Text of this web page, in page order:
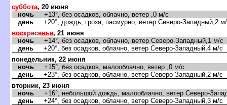
суббота, 20 июня
ночь +13°, без осадков, облачно, ветер ,0 м/с
день +20°, дождь, гроза, пасмурно, ветер Северо-Западный,2
оскресенье, 21 июня
ночь +14°, без осадков, облачно, ветер Северо-Западный,1 м/с
день +20°, без осадков, облачно, ветер Северо-Западный,4 м/с
понедельник, 22 июня
ночь +15°, без осадков, малооблачно, ветер ,0 м/с
день +23°, без осадков, облачно, ветер Северо-Западный,2 м/с
торник, 23 июня
ночь +16°, небольшой дождь, малооблачно, ветер Северо-
день +24°, без осадков, облачно, ветер Северо-Западный,3 м/с